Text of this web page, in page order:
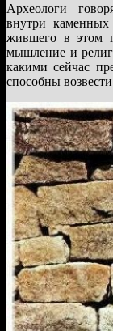
Археологи
внутри
жившего в этом
мышление и
какими сейчас
способны